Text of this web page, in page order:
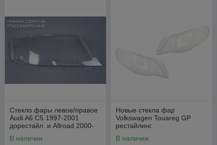
Стекло фары левое/правое
Audi A6 C5 1997-2001
дорестайл. и Allroad 2000-
В наличии
Новые стекла фар
Volkswagen Touareg GP
рестайлинг.
В наличии